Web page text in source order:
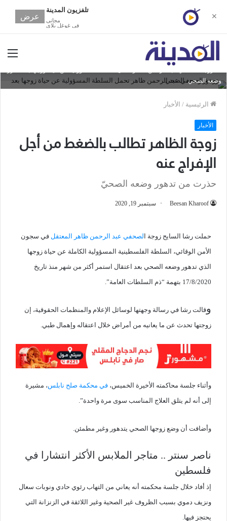
وضعه الصحي
الرئيسية / الأخبار
الأخبار
زوجة الظاهر تطالب بالضغط من أجل
الإفراج عنه
حذرت من تدهور وضعه الصحيّ
Beesan Kharoof سبتمبر 19, 2020
حملت رشا السايح زوجة ا لصحفي عبد الرحمن ظاهر المعتقل في سجون
الأمن الوقائي، السلطة الفلسطينية المسؤولية الكاملة عن حياة زوجها
الذي تدهور وضعه الصحي بعد اعتقال استمر أكثر من شهر منذ تاريخ
17/8/2020 بتهمة “ذم السلطات العامة”.
وقالت رشا في رسالة وجهتها لوسائل الإعلام والمنظمات الحقوقية، إن
زوجتها تحدث عن ما يعانيه من أمراض خلال اعتقاله وإهمال طبي.
وأثناء جلسة محاكمته الأخيرة الخميس، في محكمة صلح نابلس، مشيرة
إلى أنه لم يتلق العلاج المناسب سوى مرة واحدة”.
وأضافت أن وضع زوجها الصحي يتدهور وغير مطمئن.
ناصر سنتر .. متاجر الملابس الأكثر انتشارا في
فلسطين
إذ أفاد خلال جلسة محكمته أنه يعاني من التهاب رئوي حادي ونوبات سعال
ونزيف دموي بسبب الظروف غير الصحية وغير اللائقة في الزنزانة التي
يحتجز فيها.
✕
تلفزيون المدينة
مجانى
في غوغل بلاي
عرض